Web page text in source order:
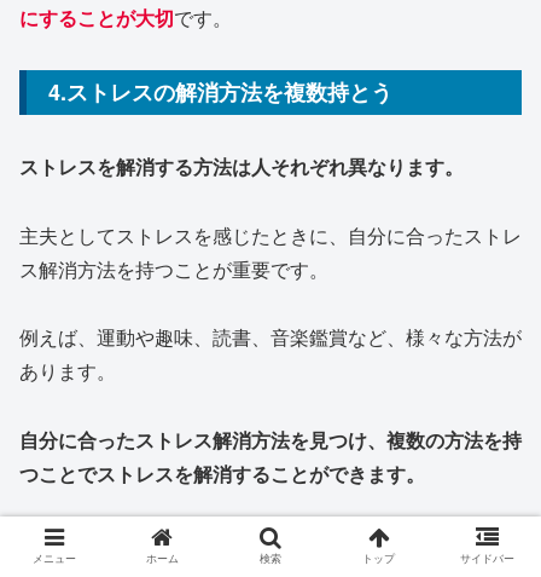
にすることが大切です。
4.ストレスの解消方法を複数持とう
ストレスを解消する方法は人それぞれ異なります。
主夫としてストレスを感じたときに、自分に合ったストレ
ス解消方法を持つことが重要です。
例えば、運動や趣味、読書、音楽鑑賞など、様々な方法が
あります。
自分に合ったストレス解消方法を見つけ、複数の方法を持
つことでストレスを解消することができます。
メニュー ホーム 検索 トップ サイドバー